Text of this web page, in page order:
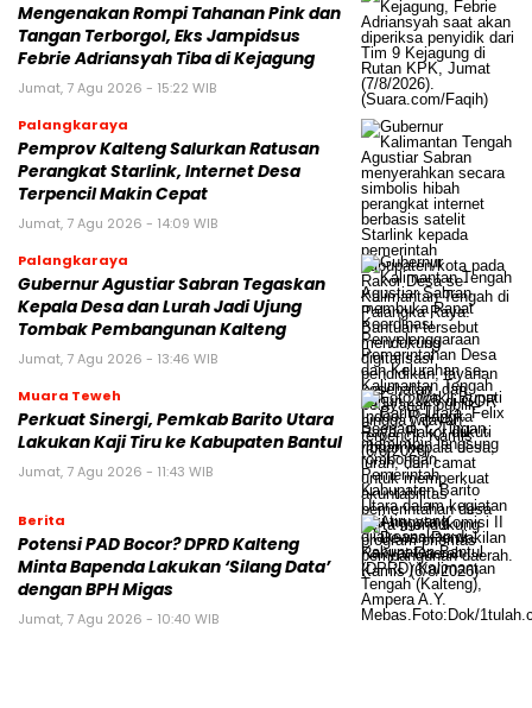
Mengenakan Rompi Tahanan Pink dan
Tangan Terborgol, Eks Jampidsus
Febrie Adriansyah Tiba di Kejagung
Jumat, 7 Agu 2026 - 15:22 WIB
Palangkaraya
Pemprov Kalteng Salurkan Ratusan
Perangkat Starlink, Internet Desa
Terpencil Makin Cepat
Jumat, 7 Agu 2026 - 14:09 WIB
Palangkaraya
Gubernur Agustiar Sabran Tegaskan
Kepala Desa dan Lurah Jadi Ujung
Tombak Pembangunan Kalteng
Jumat, 7 Agu 2026 - 13:46 WIB
Muara Teweh
Perkuat Sinergi, Pemkab Barito Utara
Lakukan Kaji Tiru ke Kabupaten Bantul
Jumat, 7 Agu 2026 - 11:43 WIB
Berita
Potensi PAD Bocor? DPRD Kalteng
Minta Bapenda Lakukan ‘Silang Data’
dengan BPH Migas
Jumat, 7 Agu 2026 - 10:40 WIB